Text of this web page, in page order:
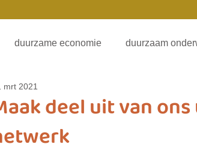
duurzame economie duurzaam
sustainable fashion
deel uit van
mrt 2021